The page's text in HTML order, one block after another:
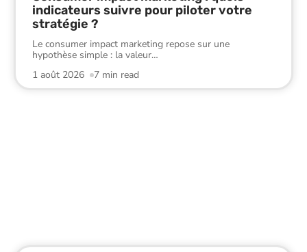
indicateurs suivre pour piloter votre
stratégie ?
Le consumer impact marketing repose sur une
hypothèse simple : la valeur…
7 min read
1 août 2026